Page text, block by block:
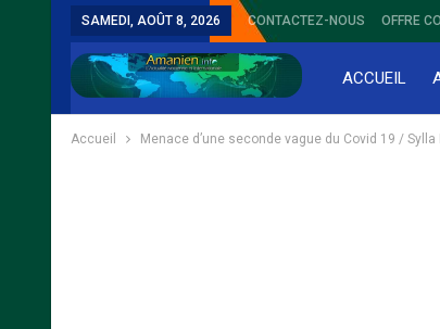
SAMEDI, AOÛT 8, 2026 CONTACTEZ-NOUS OFFRE
ACCUEIL
Accueil Menace d’une seconde vague du Covid 19 / Sylla